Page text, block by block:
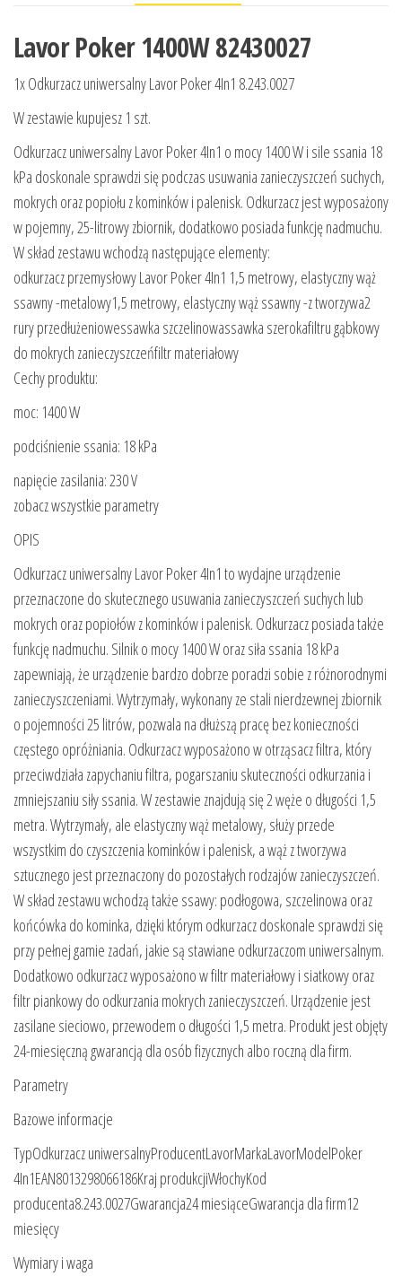
Lavor Poker 1400W 82430027
1x Odkurzacz uniwersalny Lavor Poker 4In1 8.243.0027
W zestawie kupujesz 1 szt.
Odkurzacz uniwersalny Lavor Poker 4In1 o mocy 1400 W i sile ssania 18
kPa doskonale sprawdzi się podczas usuwania zanieczyszczeń suchych,
mokrych oraz popiołu z kominków i palenisk. Odkurzacz jest wyposażony
w pojemny, 25-litrowy zbiornik, dodatkowo posiada funkcję nadmuchu.
W skład zestawu wchodzą następujące elementy:
odkurzacz przemysłowy Lavor Poker 4In1 1,5 metrowy, elastyczny wąż
ssawny -metalowy1,5 metrowy, elastyczny wąż ssawny -z tworzywa2
rury przedłużeniowessawka szczelinowassawka szerokafiltru gąbkowy
do mokrych zanieczyszczeńfiltr materiałowy
Cechy produktu:
moc: 1400 W
podciśnienie ssania: 18 kPa
napięcie zasilania: 230 V
zobacz wszystkie parametry
OPIS
Odkurzacz uniwersalny Lavor Poker 4In1 to wydajne urządzenie
przeznaczone do skutecznego usuwania zanieczyszczeń suchych lub
mokrych oraz popiołów z kominków i palenisk. Odkurzacz posiada także
funkcję nadmuchu. Silnik o mocy 1400 W oraz siła ssania 18 kPa
zapewniają, że urządzenie bardzo dobrze poradzi sobie z różnorodnymi
zanieczyszczeniami. Wytrzymały, wykonany ze stali nierdzewnej zbiornik
o pojemności 25 litrów, pozwala na dłuższą pracę bez konieczności
częstego opróżniania. Odkurzacz wyposażono w otrząsacz filtra, który
przeciwdziała zapychaniu filtra, pogarszaniu skuteczności odkurzania i
zmniejszaniu siły ssania. W zestawie znajdują się 2 węże o długości 1,5
metra. Wytrzymały, ale elastyczny wąż metalowy, służy przede
wszystkim do czyszczenia kominków i palenisk, a wąż z tworzywa
sztucznego jest przeznaczony do pozostałych rodzajów zanieczyszczeń.
W skład zestawu wchodzą także ssawy: podłogowa, szczelinowa oraz
końcówka do kominka, dzięki którym odkurzacz doskonale sprawdzi się
przy pełnej gamie zadań, jakie są stawiane odkurzaczom uniwersalnym.
Dodatkowo odkurzacz wyposażono w filtr materiałowy i siatkowy oraz
filtr piankowy do odkurzania mokrych zanieczyszczeń. Urządzenie jest
zasilane sieciowo, przewodem o długości 1,5 metra. Produkt jest objęty
24-miesięczną gwarancją dla osób fizycznych albo roczną dla firm.
Parametry
Bazowe informacje
TypOdkurzacz uniwersalnyProducentLavorMarkaLavorModelPoker
4In1EAN8013298066186Kraj produkcjiWłochyKod
producenta8.243.0027Gwarancja24 miesiąceGwarancja dla firm12
miesięcy
Wymiary i waga